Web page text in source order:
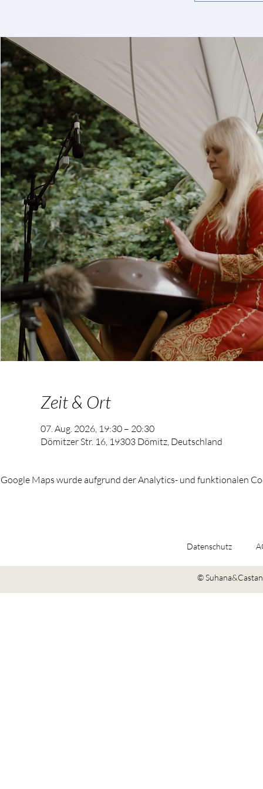
Zeit & Ort
07. Aug. 2026, 19:30 – 20:30
Dömitzer Str. 16, 19303 Dömitz, Deutschland
Google Maps wurde aufgrund der Analytics- und funktionalen
Datenschutz
©